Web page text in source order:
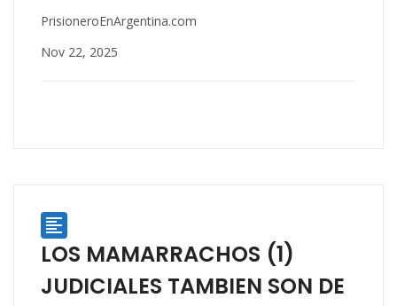
PrisioneroEnArgentina.com
Nov 22, 2025

LOS MAMARRACHOS (1)
JUDICIALES TAMBIEN SON DE